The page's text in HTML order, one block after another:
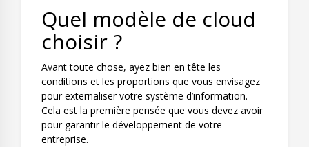
Quel modèle de cloud
choisir ?
Avant toute chose, ayez bien en tête les
conditions et les proportions que vous envisagez
pour externaliser votre système d’information.
Cela est la première pensée que vous devez avoir
pour garantir le développement de votre
entreprise.